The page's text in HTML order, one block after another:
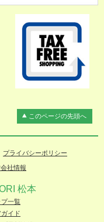
このページの先頭へ
プライバシーポリシー
社情報
松本
プ一覧
イド